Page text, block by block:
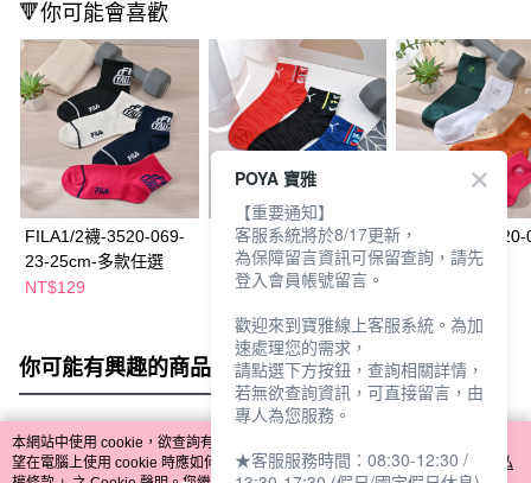
🔻你可能會喜歡
FILA1/2襪-3520-069-
23-25cm-多款任選
NT$129
PUMA1/2襪-4293-
229-多款任選
NT$139
FILA1/2襪-
多款任選
你可能有興趣的商品 全站排行
熱門標籤
本網站中使用 cookie，欲查詢有關本網站使用 cookie 方式之詳情，及若您不希
望在電腦上使用 cookie 時應如何變更電腦的 cookie 設定，請參閱本網站「
隱私
POYA 寶雅
【重要通知】
客服系統將於8/17更新，
為保障留言資訊可保留查詢，請先
登入會員帳號留言。
歡迎來到寶雅線上客服系統。為加
速處理您的需求，
請點選下方按鈕，查詢相關詳情，
若無欲查詢資訊，可直接留言，由
專人為您服務。
★客服服務時間：08:30-12:30 /